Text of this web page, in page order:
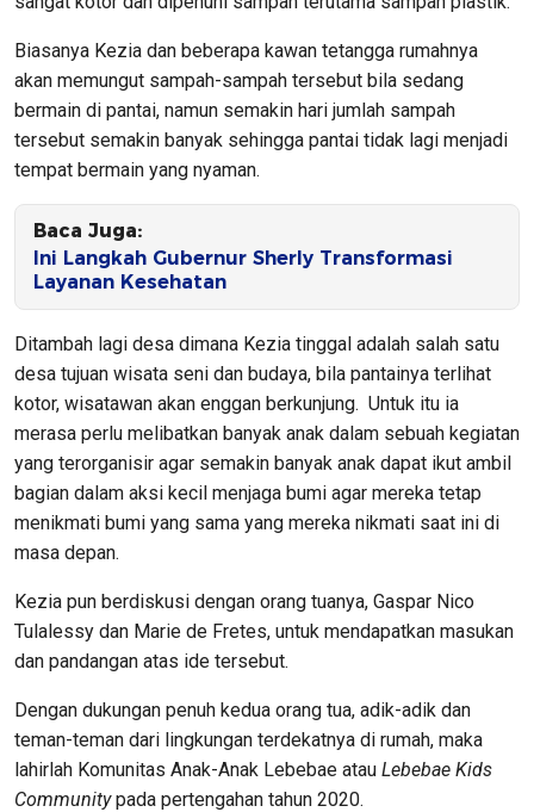
Biasanya Kezia dan beberapa kawan tetangga rumahnya
akan memungut sampah-sampah tersebut bila sedang
bermain di pantai, namun semakin hari jumlah sampah
tersebut semakin banyak sehingga pantai tidak lagi menjadi
tempat bermain yang nyaman.
Baca Juga:
Ini Langkah Gubernur Sherly Transformasi
Layanan Kesehatan
Ditambah lagi desa dimana Kezia tinggal adalah salah satu
desa tujuan wisata seni dan budaya, bila pantainya terlihat
kotor, wisatawan akan enggan berkunjung. Untuk itu ia
merasa perlu melibatkan banyak anak dalam sebuah kegiatan
yang terorganisir agar semakin banyak anak dapat ikut ambil
bagian dalam aksi kecil menjaga bumi agar mereka tetap
menikmati bumi yang sama yang mereka nikmati saat ini di
masa depan.
Kezia pun berdiskusi dengan orang tuanya, Gaspar Nico
Tulalessy dan Marie de Fretes, untuk mendapatkan masukan
dan pandangan atas ide tersebut.
Dengan dukungan penuh kedua orang tua, adik-adik dan
teman-teman dari lingkungan terdekatnya di rumah, maka
lahirlah Komunitas Anak-Anak Lebebae atau Lebebae Kids
Communitypada pertengahan tahun 2020.